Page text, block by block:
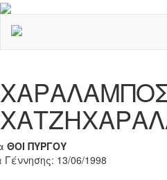
ΘΟΙ ΠΥΡΓΟΥ
Γέννησης: 13/06/1998